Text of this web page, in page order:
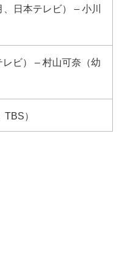
日本テレビ） – 小川
ビ） – 村山可奈（幼
）